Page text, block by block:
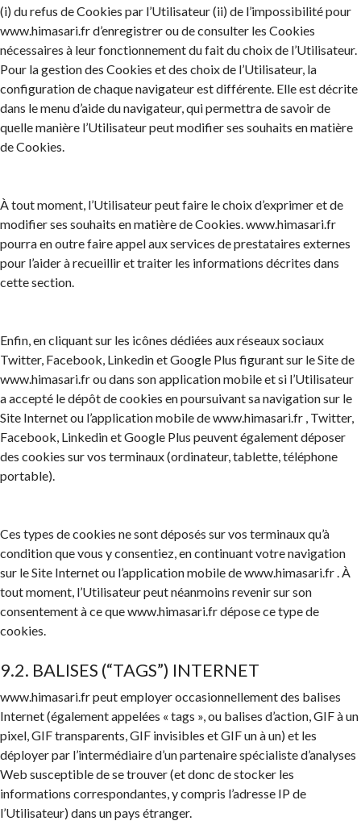
(i) du refus de Cookies par l’Utilisateur (ii) de l’impossibilité pour
www.himasari.fr d’enregistrer ou de consulter les Cookies
nécessaires à leur fonctionnement du fait du choix de l’Utilisateur.
Pour la gestion des Cookies et des choix de l’Utilisateur, la
configuration de chaque navigateur est différente. Elle est décrite
dans le menu d’aide du navigateur, qui permettra de savoir de
quelle manière l’Utilisateur peut modifier ses souhaits en matière
de Cookies.
À tout moment, l’Utilisateur peut faire le choix d’exprimer et de
modifier ses souhaits en matière de Cookies. www.himasari.fr
pourra en outre faire appel aux services de prestataires externes
pour l’aider à recueillir et traiter les informations décrites dans
cette section.
Enfin, en cliquant sur les icônes dédiées aux réseaux sociaux
Twitter, Facebook, Linkedin et Google Plus figurant sur le Site de
www.himasari.fr ou dans son application mobile et si l’Utilisateur
a accepté le dépôt de cookies en poursuivant sa navigation sur le
Site Internet ou l’application mobile de www.himasari.fr , Twitter,
Facebook, Linkedin et Google Plus peuvent également déposer
des cookies sur vos terminaux (ordinateur, tablette, téléphone
portable).
Ces types de cookies ne sont déposés sur vos terminaux qu’à
condition que vous y consentiez, en continuant votre navigation
sur le Site Internet ou l’application mobile de www.himasari.fr . À
tout moment, l’Utilisateur peut néanmoins revenir sur son
consentement à ce que www.himasari.fr dépose ce type de
cookies.
9.2. BALISES (“TAGS”) INTERNET
www.himasari.fr peut employer occasionnellement des balises
Internet (également appelées « tags », ou balises d’action, GIF à un
pixel, GIF transparents, GIF invisibles et GIF un à un) et les
déployer par l’intermédiaire d’un partenaire spécialiste d’analyses
Web susceptible de se trouver (et donc de stocker les
informations correspondantes, y compris l’adresse IP de
l’Utilisateur) dans un pays étranger.